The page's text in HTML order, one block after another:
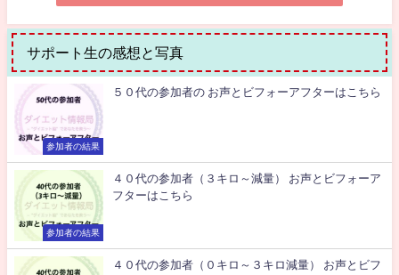
サポート生の感想と写真
参加者の結果
５０代の参加者の お声とビフォーアフターはこちら
参加者の結果
４０代の参加者（３キロ～減量） お声とビフォーア
フターはこちら
４０代の参加者（０キロ～３キロ減量） お声とビフ